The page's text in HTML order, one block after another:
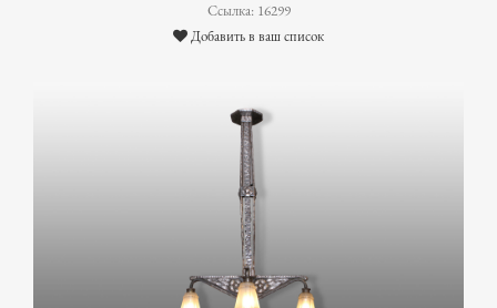
Ссылка: 16299
Добавить в ваш список